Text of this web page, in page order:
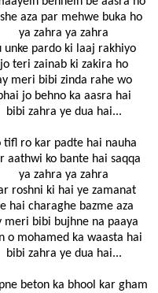
aza par mehwe buka ho
ya zahra ya zahra
unke pardo ki laaj rakhiyo
jo teri zainab ki zakira ho
meri bibi zinda rahe wo
jo behno ka aasra hai
bibi zahra ye dua hai...
tifl ro kar padte hai nauha
aathwi ko bante hai saqqa
ya zahra ya zahra
roshni ki hai ye zamanat
hai charaghe bazme aza
meri bibi bujhne na paaya
o mohamed ka waasta hai
bibi zahra ye dua hai...
beton ka bhool kar gham